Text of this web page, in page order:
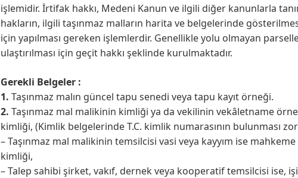
işlemidir. İrtifak hakkı, Medeni Kanun ve ilgili diğer kanunlarla
hakların, ilgili taşınmaz malların harita ve belgelerinde
için yapılması gereken işlemlerdir. Genellikle yolu olmayan
ulaştırılması için geçit hakkı şeklinde kurulmaktadır.
Gerekli Belgeler :
1. Taşınmaz malın güncel tapu senedi veya tapu kayıt örneği.
2. Taşınmaz mal malikinin kimliği ya da vekilinin vekâletname
kimliği, (Kimlik belgelerinde T.C. kimlik numarasının bulunması
– Taşınmaz mal malikinin temsilcisi vasi veya kayyım ise
kimliği,
– Talep sahibi şirket, vakıf, dernek veya kooperatif temsilcisi ise,